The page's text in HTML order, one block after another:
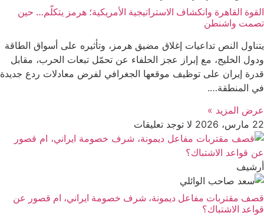
القوة القاهرة وانكشاف الاستراتيجية الأمريكية؛ هرمز يتكلّم… حين
تصمت واشنطن
يتناول النص تداعيات إغلاق مضيق هرمز، وتأثيره على أسواق الطاقة
ودول الخليج، مع إبراز عجز الحلفاء عن تحمّل تبعات الحرب، مقابل
قدرة إيران على توظيف موقعها الجغرافي لفرض معادلات ردع جديدة
في المنطقة….
عرض المزید »
22 مارس، 2026
لا توجد تعليقات
أرشیف
قصف مقتربات مفاعل ديمونة، شرف خصومة ايراني، ام قصور عن
قواعد الاشتباك؟